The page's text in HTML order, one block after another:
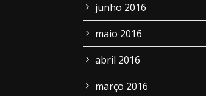
junho 2016
maio 2016
abril 2016
março 2016